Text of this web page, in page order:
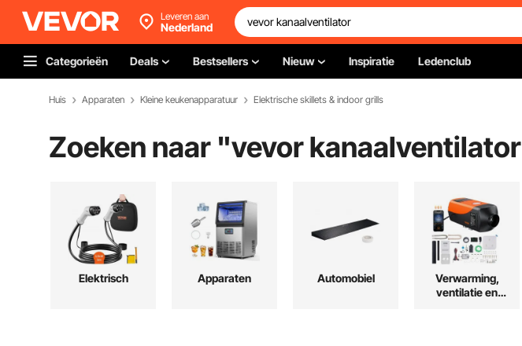
Leveren aan
Nederland
Categorieën Deals Bestsellers Nieuw Inspiratie Ledenclub
Huis Apparaten Kleine keukenapparatuur Elektrische skillets & indoor grills
Zoeken naar "vevor kanaalventilator
Elektrisch Apparaten Automobiel
Verwarming,
ventilatie en